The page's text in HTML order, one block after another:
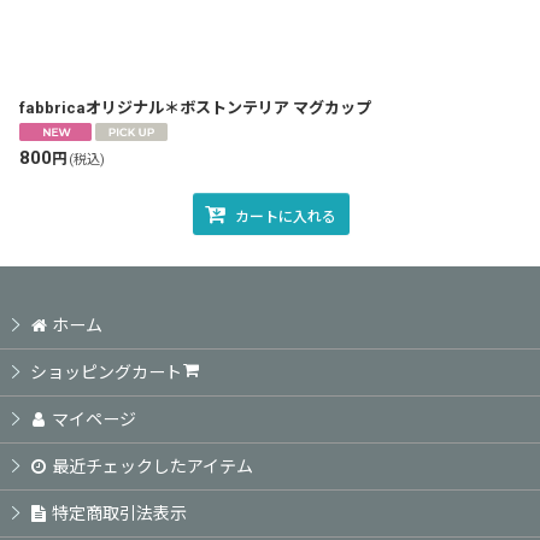
fabbricaオリジナル＊ボストンテリア マグカップ
800円 (税込)
カートに入れる
ホーム
ショッピングカート
マイページ
最近チェックしたアイテム
特定商取引法表示